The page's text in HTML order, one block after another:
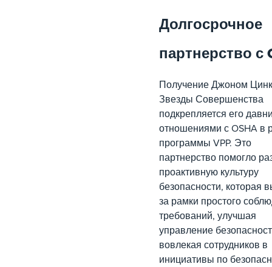
Долгосрочное
партнерство с
Получение Джоном
Звезды Совершенства
подкрепляется его
отношениями с OSHA в
программы VPP. Это
партнерство помогло
проактивную культуру
безопасности, которая
за рамки простого
требований, улучшая
управление
вовлекая сотрудников в
инициативы по